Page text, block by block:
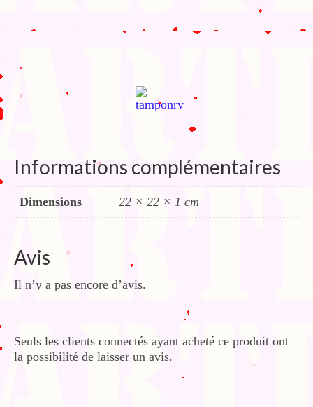
Informations complémentaires
Dimensions 22 × 22 × 1 cm
Avis
Il n’y a pas encore d’avis.
Seuls les clients connectés ayant acheté ce produit ont
la possibilité de laisser un avis.